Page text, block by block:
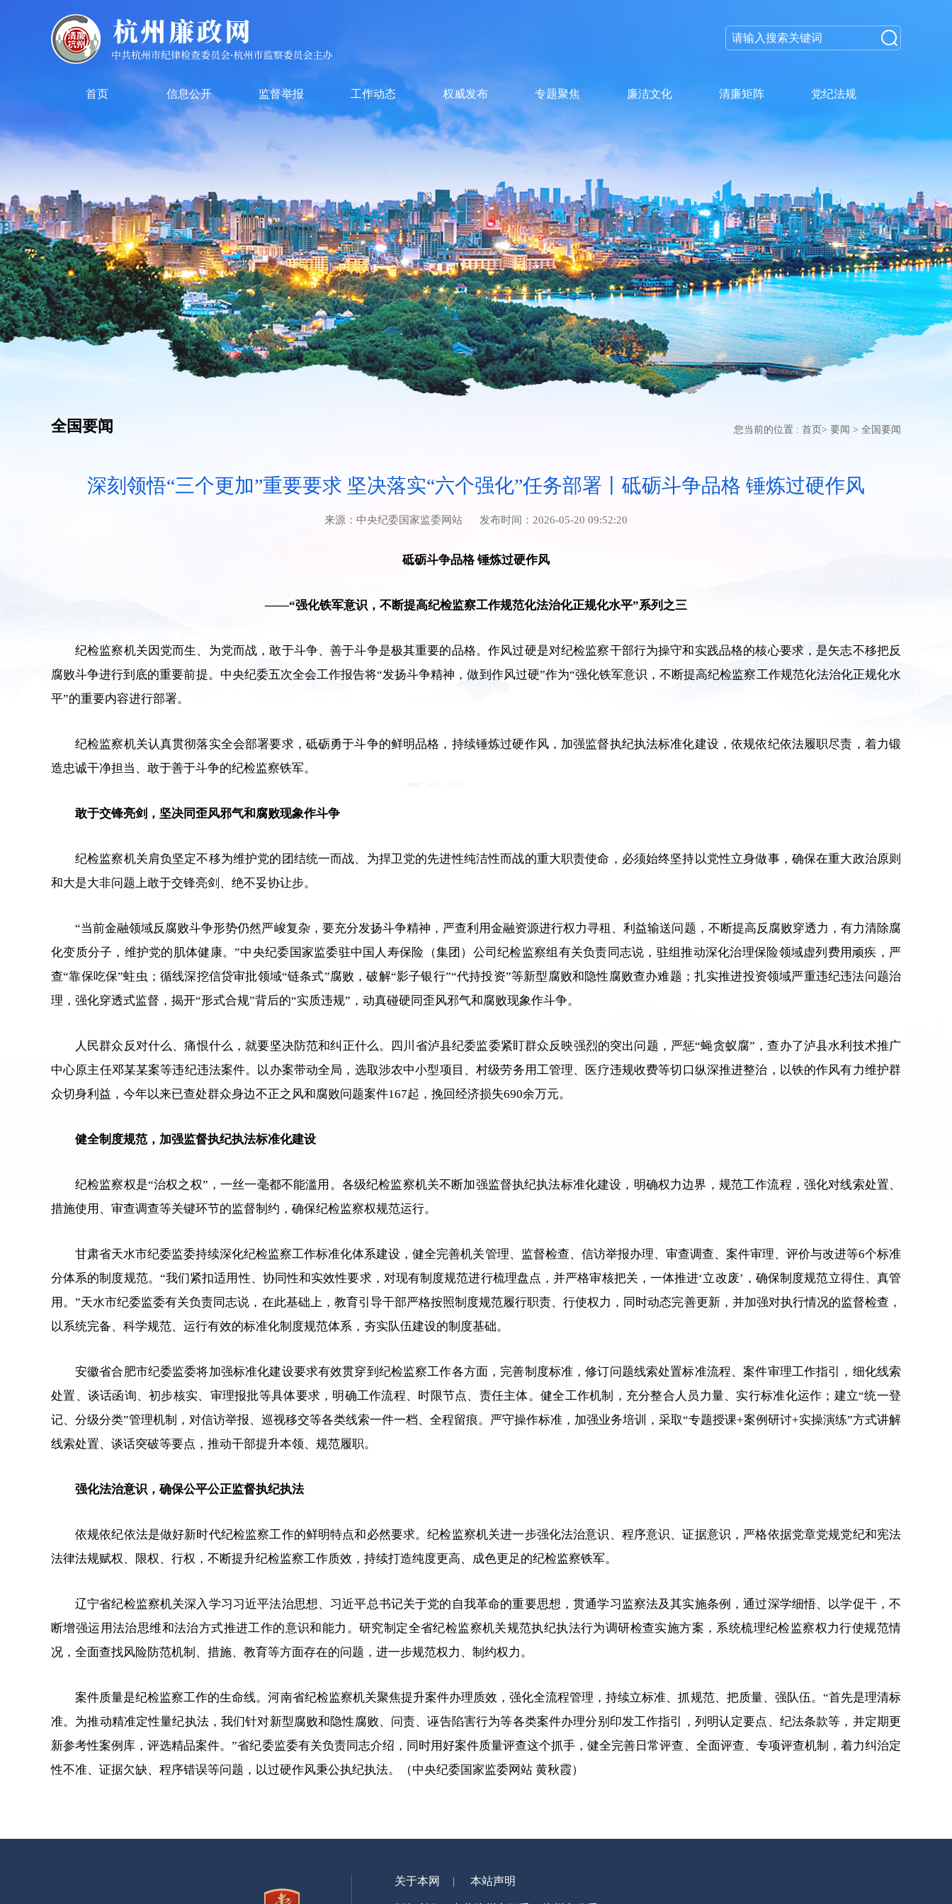
首页 信息公开 监督举报 工作动态 权威发布 专题聚焦 廉洁文化 清廉矩阵 党纪法规
全国要闻 您当前的位置 : 首页 > 要闻 > 全国要闻
深刻领悟“三个更加”重要要求 坚决落实“六个强化”任务部署丨砥砺斗争品格 锤炼过硬作风
来源： 中央纪委国家监委网站 发布时间： 2026-05-20 09:52:20
砥砺斗争品格 锤炼过硬作风
——“强化铁军意识，不断提高纪检监察工作规范化法治化正规化水平”系列之三
纪检监察机关因党而生、为党而战，敢于斗争、善于斗争是极其重要的品格。作风过硬是对纪检监察干部行为操守和实践品格的核心要求，是矢志不移把反
腐败斗争进行到底的重要前提。中央纪委五次全会工作报告将“发扬斗争精神，做到作风过硬”作为“强化铁军意识，不断提高纪检监察工作规范化法治化正规化水
平”的重要内容进行部署。
纪检监察机关认真贯彻落实全会部署要求，砥砺勇于斗争的鲜明品格，持续锤炼过硬作风，加强监督执纪执法标准化建设，依规依纪依法履职尽责，着力锻
造忠诚干净担当、敢于善于斗争的纪检监察铁军。
敢于交锋亮剑，坚决同歪风邪气和腐败现象作斗争
纪检监察机关肩负坚定不移为维护党的团结统一而战、为捍卫党的先进性纯洁性而战的重大职责使命，必须始终坚持以党性立身做事，确保在重大政治原则
和大是大非问题上敢于交锋亮剑、绝不妥协让步。
“当前金融领域反腐败斗争形势仍然严峻复杂，要充分发扬斗争精神，严查利用金融资源进行权力寻租、利益输送问题，不断提高反腐败穿透力，有力清除腐
化变质分子，维护党的肌体健康。”中央纪委国家监委驻中国人寿保险（集团）公司纪检监察组有关负责同志说，驻组推动深化治理保险领域虚列费用顽疾，严
查“靠保吃保”蛀虫；循线深挖信贷审批领域“链条式”腐败，破解“影子银行”“代持投资”等新型腐败和隐性腐败查办难题；扎实推进投资领域严重违纪违法问题治
理，强化穿透式监督，揭开“形式合规”背后的“实质违规”，动真碰硬同歪风邪气和腐败现象作斗争。
人民群众反对什么、痛恨什么，就要坚决防范和纠正什么。四川省泸县纪委监委紧盯群众反映强烈的突出问题，严惩“蝇贪蚁腐”，查办了泸县水利技术推广
中心原主任邓某某案等违纪违法案件。以办案带动全局，选取涉农中小型项目、村级劳务用工管理、医疗违规收费等切口纵深推进整治，以铁的作风有力维护群
众切身利益，今年以来已查处群众身边不正之风和腐败问题案件167起，挽回经济损失690余万元。
健全制度规范，加强监督执纪执法标准化建设
纪检监察权是“治权之权”，一丝一毫都不能滥用。各级纪检监察机关不断加强监督执纪执法标准化建设，明确权力边界，规范工作流程，强化对线索处置、
措施使用、审查调查等关键环节的监督制约，确保纪检监察权规范运行。
甘肃省天水市纪委监委持续深化纪检监察工作标准化体系建设，健全完善机关管理、监督检查、信访举报办理、审查调查、案件审理、评价与改进等6个标准
分体系的制度规范。“我们紧扣适用性、协同性和实效性要求，对现有制度规范进行梳理盘点，并严格审核把关，一体推进‘立改废’，确保制度规范立得住、真管
用。”天水市纪委监委有关负责同志说，在此基础上，教育引导干部严格按照制度规范履行职责、行使权力，同时动态完善更新，并加强对执行情况的监督检查，
以系统完备、科学规范、运行有效的标准化制度规范体系，夯实队伍建设的制度基础。
安徽省合肥市纪委监委将加强标准化建设要求有效贯穿到纪检监察工作各方面，完善制度标准，修订问题线索处置标准流程、案件审理工作指引，细化线索
处置、谈话函询、初步核实、审理报批等具体要求，明确工作流程、时限节点、责任主体。健全工作机制，充分整合人员力量、实行标准化运作；建立“统一登
记、分级分类”管理机制，对信访举报、巡视移交等各类线索一件一档、全程留痕。严守操作标准，加强业务培训，采取“专题授课+案例研讨+实操演练”方式讲解
线索处置、谈话突破等要点，推动干部提升本领、规范履职。
强化法治意识，确保公平公正监督执纪执法
依规依纪依法是做好新时代纪检监察工作的鲜明特点和必然要求。纪检监察机关进一步强化法治意识、程序意识、证据意识，严格依据党章党规党纪和宪法
法律法规赋权、限权、行权，不断提升纪检监察工作质效，持续打造纯度更高、成色更足的纪检监察铁军。
辽宁省纪检监察机关深入学习习近平法治思想、习近平总书记关于党的自我革命的重要思想，贯通学习监察法及其实施条例，通过深学细悟、以学促干，不
断增强运用法治思维和法治方式推进工作的意识和能力。研究制定全省纪检监察机关规范执纪执法行为调研检查实施方案，系统梳理纪检监察权力行使规范情
况，全面查找风险防范机制、措施、教育等方面存在的问题，进一步规范权力、制约权力。
案件质量是纪检监察工作的生命线。河南省纪检监察机关聚焦提升案件办理质效，强化全流程管理，持续立标准、抓规范、把质量、强队伍。“首先是理清标
准。为推动精准定性量纪执法，我们针对新型腐败和隐性腐败、问责、诬告陷害行为等各类案件办理分别印发工作指引，列明认定要点、纪法条款等，并定期更
新参考性案例库，评选精品案件。”省纪委监委有关负责同志介绍，同时用好案件质量评查这个抓手，健全完善日常评查、全面评查、专项评查机制，着力纠治定
性不准、证据欠缺、程序错误等问题，以过硬作风秉公执纪执法。
（中央纪委国家监委网站 黄秋霞）
关于本网 本站声明